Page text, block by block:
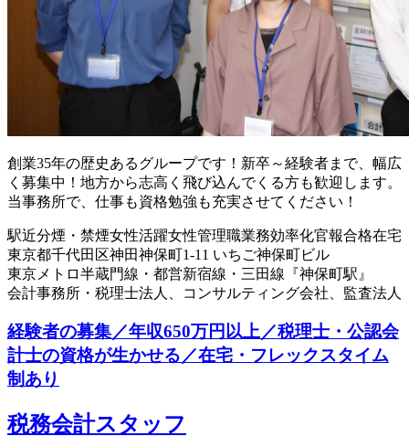
創業35年の歴史あるグループです！新卒～経験者まで、幅広
く募集中！地方から志高く飛び込んでくる方も歓迎します。
当事務所で、仕事も資格勉強も充実させてください！
駅近分煙・禁煙女性活躍女性管理職業務効率化官報合格在宅
東京都千代田区神田神保町1-11 いちご神保町ビル
東京メトロ半蔵門線・都営新宿線・三田線『神保町駅』
会計事務所・税理士法人、コンサルティング会社、監査法人
経験者の募集／年収650万円以上／税理士・公認会
計士の資格が生かせる／在宅・フレックスタイム
制あり
税務会計スタッフ